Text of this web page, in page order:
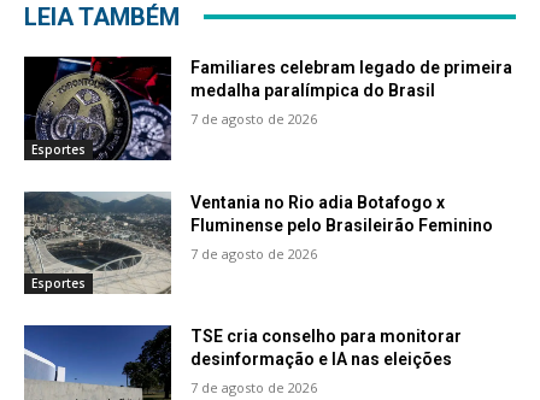
LEIA TAMBÉM
Esportes
Familiares celebram legado de primeira
medalha paralímpica do Brasil
7 de agosto de 2026
Esportes
Ventania no Rio adia Botafogo x
Fluminense pelo Brasileirão Feminino
7 de agosto de 2026
TSE cria conselho para monitorar
desinformação e IA nas eleições
7 de agosto de 2026